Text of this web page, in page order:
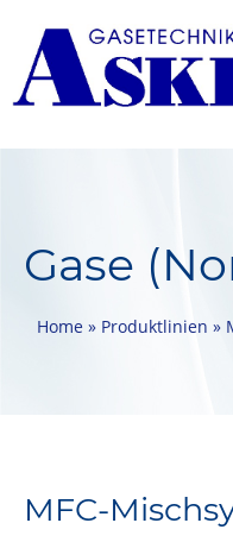
Gase
Home » Produktlinien »
MFC-